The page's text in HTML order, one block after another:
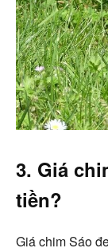
3. Giá
tiền?
Giá chim Sáo